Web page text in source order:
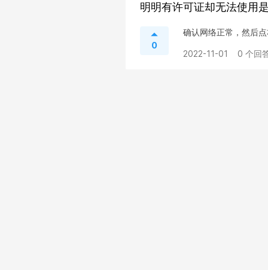
明明有许可证却无法使用
0
确认网络正常，然后
2022-11-01 0 个回